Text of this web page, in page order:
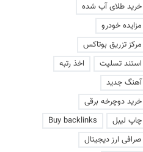
تصویری دردناک از دلفینی
یک هفته کنار جسد
ماند | ویدئو
خرید طلای آب شده
مزایده خودرو
مرکز تزریق بوتاکس
استند تسلیت
اخذ رتبه
آهنگ جدید
خرید دوچرخه برقی
چاپ لیبل
Buy backlinks
صرافی ارز دیجیتال